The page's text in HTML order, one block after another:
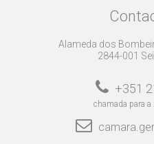
Alameda dos
2844-001
+351
chamada para a